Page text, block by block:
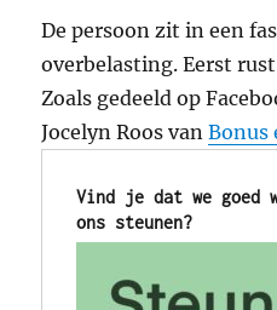
De persoon zit in een
overbelasting. Eerst
Zoals gedeeld op
Jocelyn Roos vanBonus
Vind je dat we goed
ons steunen?